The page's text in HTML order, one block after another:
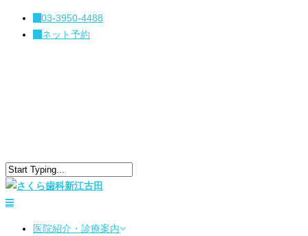
03-3950-4488
ネット予約
医院紹介・診療案内